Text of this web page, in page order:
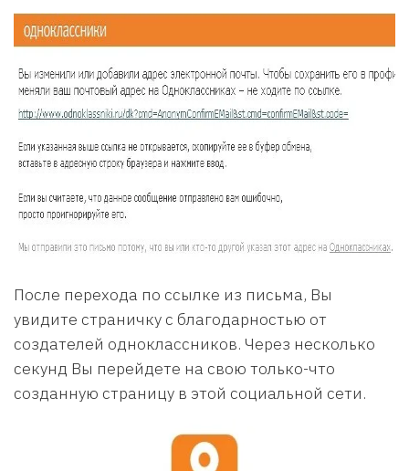
После перехода по ссылке из письма, Вы
увидите страничку с благодарностью от
создателей одноклассников. Через несколько
секунд Вы перейдете на свою только-что
созданную страницу в этой социальной сети.